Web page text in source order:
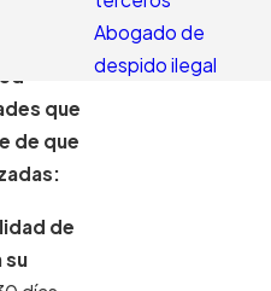
que
de que
de
su
Abogado de
despido ilegal